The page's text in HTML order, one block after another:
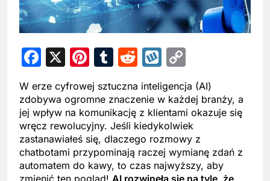
Facebook
X Pinterest
Tumblr
RedditWykop
Link
W erze cyfrowej sztuczna inteligencja (AI)
zdobywa ogromne znaczenie w każdej branży, a
jej wpływ na komunikację z klientami okazuje się
wręcz rewolucyjny. Jeśli kiedykolwiek
zastanawiałeś się, dlaczego rozmowy z
chatbotami przypominają raczej wymianę zdań z
automatem do kawy, to czas najwyższy, aby
zmienić ten pogląd! AI rozwinęła się na tyle, że